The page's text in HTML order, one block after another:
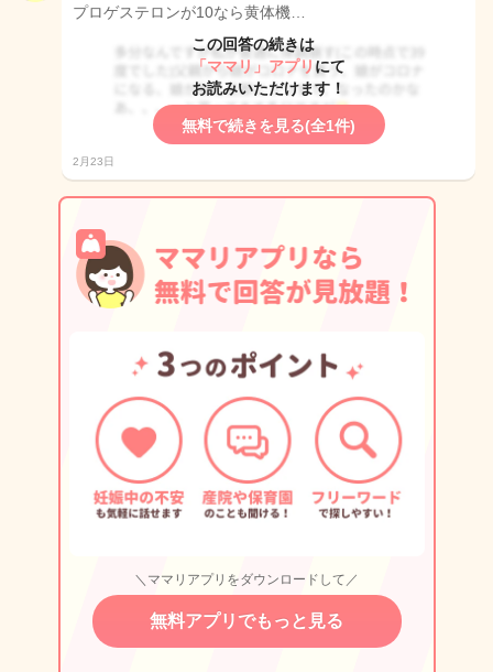
プロゲステロンが10なら黄体機…
この回答の続きは
「ママリ」アプリ にて
お読みいただけます！
無料で続きを見る(全1件)
2月23日
＼ママリアプリをダウンロードして／
無料アプリでもっと見る